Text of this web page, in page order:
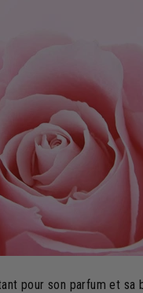
pour son parfum et sa